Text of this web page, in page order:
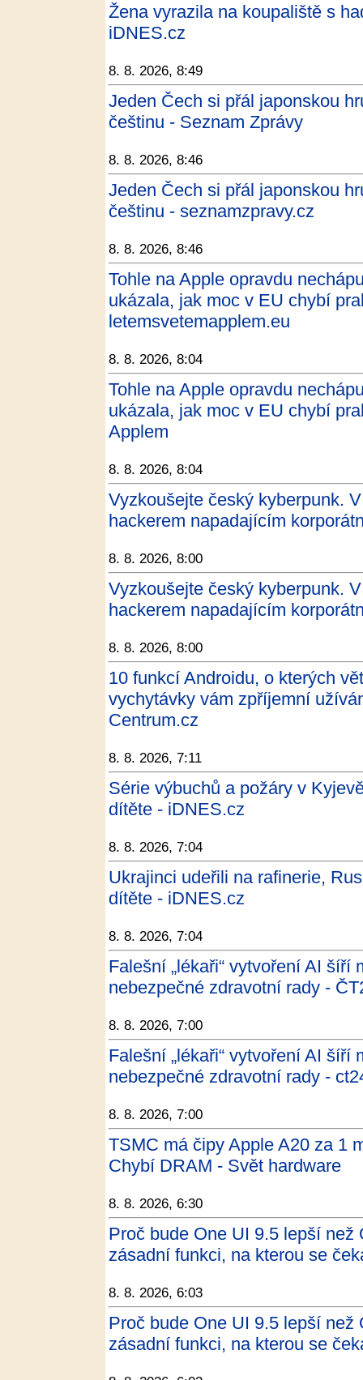
Žena vyrazila na koupaliště s
iDNES.cz
8. 8. 2026, 8:49
Jeden Čech si přál japonskou
češtinu - Seznam Zprávy
8. 8. 2026, 8:46
Jeden Čech si přál japonskou
češtinu - seznamzpravy.cz
8. 8. 2026, 8:46
Tohle na Apple opravdu
ukázala, jak moc v EU chybí
letemsvetemapplem.eu
8. 8. 2026, 8:04
Tohle na Apple opravdu
ukázala, jak moc v EU chybí
Applem
8. 8. 2026, 8:04
Vyzkoušejte český kyberpunk.
hackerem napadajícím
8. 8. 2026, 8:00
Vyzkoušejte český kyberpunk.
hackerem napadajícím
8. 8. 2026, 8:00
10 funkcí Androidu, o kterých
vychytávky vám zpříjemní
Centrum.cz
8. 8. 2026, 7:11
Série výbuchů a požáry v
dítěte - iDNES.cz
8. 8. 2026, 7:04
Ukrajinci udeřili na rafinerie,
dítěte - iDNES.cz
8. 8. 2026, 7:04
Falešní „lékaři“ vytvoření AI šíří
nebezpečné zdravotní rady -
8. 8. 2026, 7:00
Falešní „lékaři“ vytvoření AI šíří
nebezpečné zdravotní rady -
8. 8. 2026, 7:00
TSMC má čipy Apple A20 za 1
Chybí DRAM - Svět hardware
8. 8. 2026, 6:30
Proč bude One UI 9.5 lepší než
zásadní funkci, na kterou se
8. 8. 2026, 6:03
Proč bude One UI 9.5 lepší než
zásadní funkci, na kterou se